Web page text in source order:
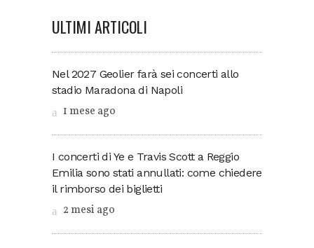
ULTIMI ARTICOLI
Nel 2027 Geolier farà sei concerti allo
stadio Maradona di Napoli
1 mese ago
I concerti di Ye e Travis Scott a Reggio
Emilia sono stati annullati: come chiedere
il rimborso dei biglietti
2 mesi ago